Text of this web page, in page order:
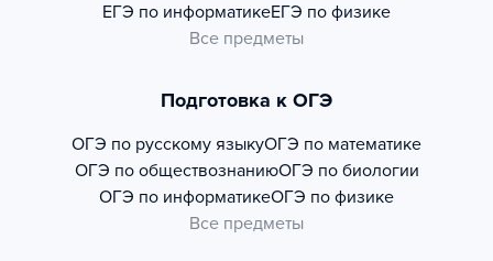
ЕГЭ по информатикеЕГЭ по физике
Все предметы
Подготовка к ОГЭ
ОГЭ по русскому языкуОГЭ по математике
ОГЭ по обществознаниюОГЭ по биологии
ОГЭ по информатикеОГЭ по физике
Все предметы